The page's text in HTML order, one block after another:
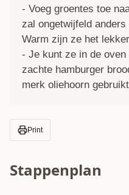
- Voeg groentes toe
zal ongetwijfeld
Warm zijn ze het
- Je kunt ze in de
zachte hamburger
merk oliehoorn
Print
Stappenplan